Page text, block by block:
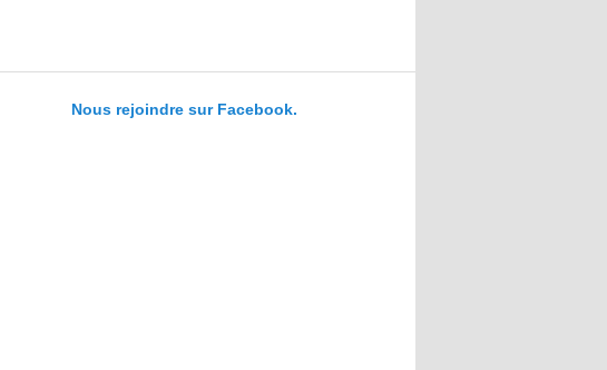
Nous rejoindre sur Facebook.